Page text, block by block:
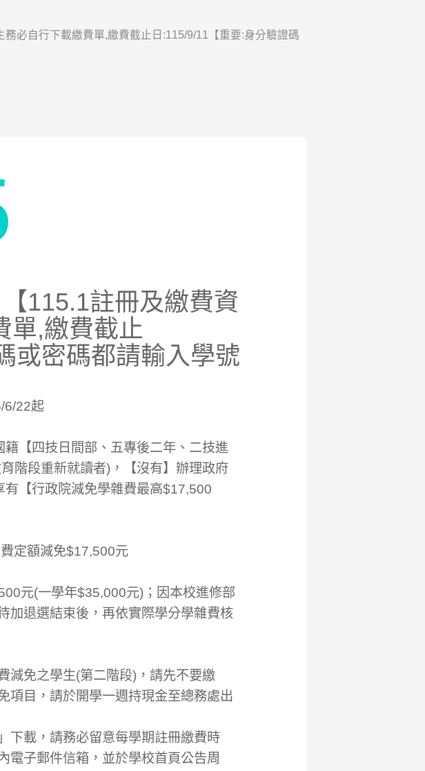
必自行下載繳費單,繳費截止日:115/9/11【重要:身分驗證碼
115.1註冊及繳費資
單,繳費截止
或密碼都請輸入學號
6/22起
【四技日間部、五專後二年、二技進
階段重新就讀者)，【沒有】辦理政府
【行政院減免學雜費最高$17,500
定額減免$17,500元
元(一學年$35,000元)；因本校進修部
加退選結束後，再依實際學分學雜費核
減免之學生(第二階段)，請先不要繳
項目，請於開學一週持現金至總務處出
下載，請務必留意每學期註冊繳費時
電子郵件信箱，並於學校首頁公告周